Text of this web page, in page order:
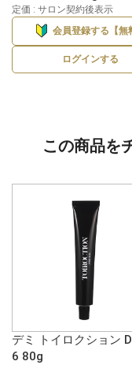
定価 : サロン契約後表示
会員登録する【無
ログインする
この商品を
デミ トイロクション
6 80g